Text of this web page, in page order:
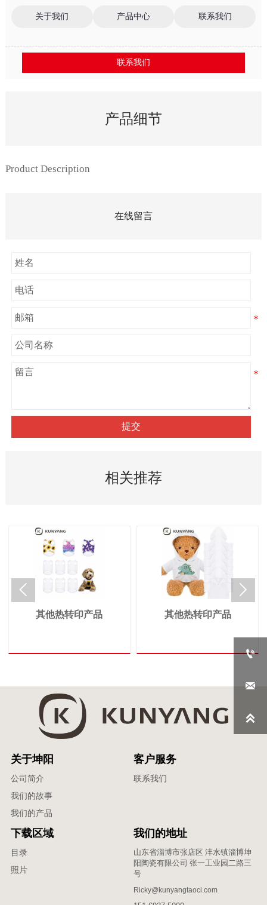
关于我们 产品中心 联系我们
联系我们
产品细节
Product Description
在线留言
提交
相关推荐
其他热转印产品 其他热转印产品
 
关于坤阳
公司简介
我们的故事
我们的产品
客户服务
联系我们
下载区域
目录
照片
我们的地址
山东省淄博市张店区 沣水镇淄博坤
阳陶瓷有限公司 张一工业园二路三
号
Ricky@kunyangtaoci.com


